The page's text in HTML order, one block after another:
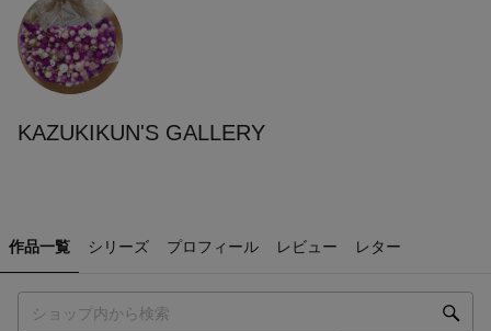
KAZUKIKUN'S GALLERY
作品一覧 シリーズ プロフィール レビュー レター